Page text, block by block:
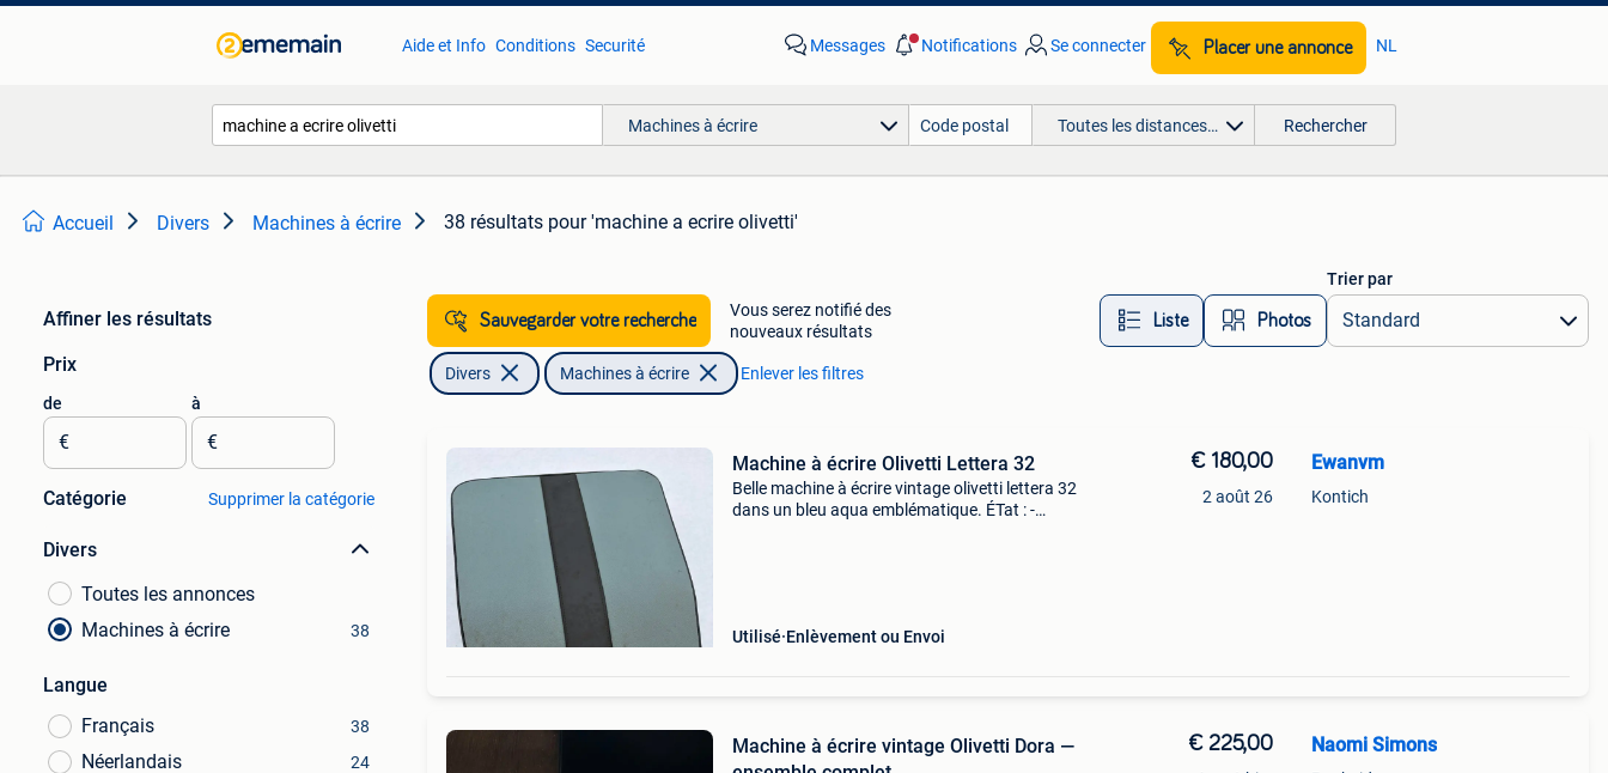
Aide et Info Conditions Securité Messages Notifications Se connecter Placer une annonce NL
Machines à écrire Toutes les distances… Rechercher
Accueil Divers Machines à écrire 38 résultats pour 'machine a ecrire olivetti'
Affiner les résultats
Prix
de
€
à
€
Catégorie Supprimer la catégorie
Divers
Toutes les annonces
Machines à écrire
38
Langue
Français
38
Néerlandais 24
Sauvegarder votre recherche
Vous serez notifié des
nouveaux résultats
Liste Photos
Trier par
Divers Machines à écrire Enlever les filtres
Machine à écrire Olivetti Lettera 32
Belle machine à écrire vintage olivetti lettera 32
dans un bleu aqua emblématique. ÉTat : -
Utilisé Enlèvement ou Envoi
€ 180,00
2 août 26
Ewanvm
Kontich
Machine à écrire vintage Olivetti Dora —
€ 225,00 Naomi Simons